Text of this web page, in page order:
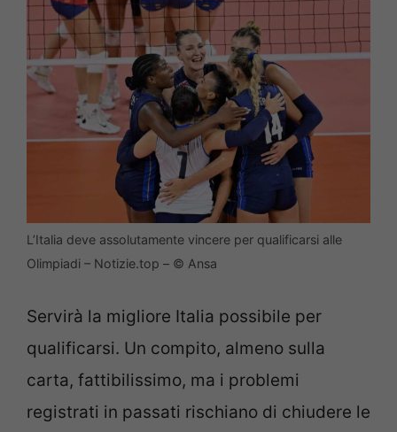
L’Italia deve assolutamente vincere per qualificarsi alle
Olimpiadi – Notizie.top – © Ansa
Servirà la migliore Italia possibile per
qualificarsi. Un compito, almeno sulla
carta, fattibilissimo, ma i problemi
registrati in passati rischiano di chiudere le